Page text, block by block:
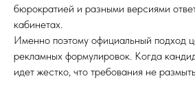
бюрократией и разными версиями
кабинетах.
Именно поэтому официальный подход
рекламных формулировок. Когда
идет жестко, что требования не